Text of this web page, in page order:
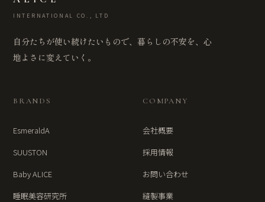
INTERNATIONAL CO., LTD
自分たちが使い続けたいもので、暮らしの不安を、心
地よさに変えていく。
BRANDS
EsmeraldA
SUUSTON
Baby ALICE
睡眠美容研究所
COMPANY
会社概要
採用情報
お問い合わせ
縫製事業